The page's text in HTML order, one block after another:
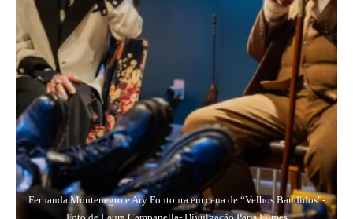
Fernanda Montenegro e Ary Fontoura em cena de “Velhos Bandidos”-
Foto de Laura Campanella- Divulgação Paris Filmes